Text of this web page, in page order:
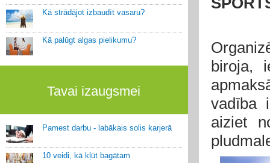
Kā strādājot izbaudīt vasaru?
Kā palūgt algas pielikumu?
Tavai izaugsmei
Pamest darbu - labākais solis karjerā
10 veidi, kā kļūt bagātam
biroja,
vadība
aiziet